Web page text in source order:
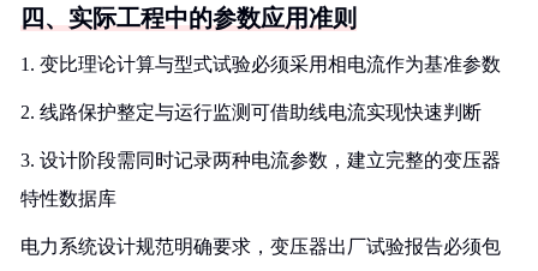
四、实际工程中的参数应用准则
1. 变比理论计算与型式试验必须采用相电流作为基准参数
2. 线路保护整定与运行监测可借助线电流实现快速判断
3. 设计阶段需同时记录两种电流参数，建立完整的变压器
特性数据库
电力系统设计规范明确要求，变压器出厂试验报告必须包